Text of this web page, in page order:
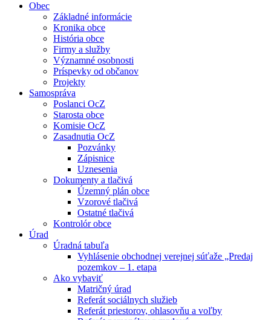
Obec
Základné informácie
Kronika obce
História obce
Firmy a služby
Významné osobnosti
Príspevky od občanov
Projekty
Samospráva
Poslanci OcZ
Starosta obce
Komisie OcZ
Zasadnutia OcZ
Pozvánky
Zápisnice
Uznesenia
Dokumenty a tlačivá
Územný plán obce
Vzorové tlačivá
Ostatné tlačivá
Kontrolór obce
Úrad
Úradná tabuľa
Vyhlásenie obchodnej verejnej súťaže „Predaj
pozemkov – 1. etapa
Ako vybaviť
Matričný úrad
Referát sociálnych služieb
Referát priestorov, ohlasovňu a voľby